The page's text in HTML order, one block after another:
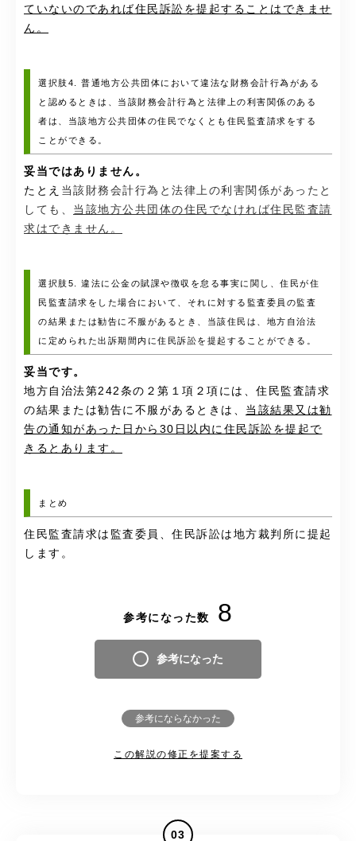
ていないのであれば住民訴訟を提起することはできませ
ん。
選択肢4. 普通地方公共団体において違法な財務会計行為がある
と認めるときは、当該財務会計行為と法律上の利害関係のある
者は、当該地方公共団体の住民でなくとも住民監査請求をする
ことができる。
妥当ではありません。
たとえ 当該財務会計行為と法律上の利害関係があったと
しても、 当該地方公共団体の住民でなければ住民監査請
求はできません。
選択肢5. 違法に公金の賦課や徴収を怠る事実に関し、住民が住
民監査請求をした場合において、それに対する監査委員の監査
の結果または勧告に不服があるとき、当該住民は、地方自治法
に定められた出訴期間内に住民訴訟を提起することができる。
妥当です。
地方自治法第242条の２第１項２項には、住民監査請求
の結果または勧告に不服があるときは、 当該結果又は勧
告の通知があった日から30日以内に住民訴訟を提起で
きるとあります。
まとめ
住民監査請求は監査委員、住民訴訟は地方裁判所に提起
します。
参考になった数 8
参考になった
参考にならなかった
この解説の修正を提案する
03